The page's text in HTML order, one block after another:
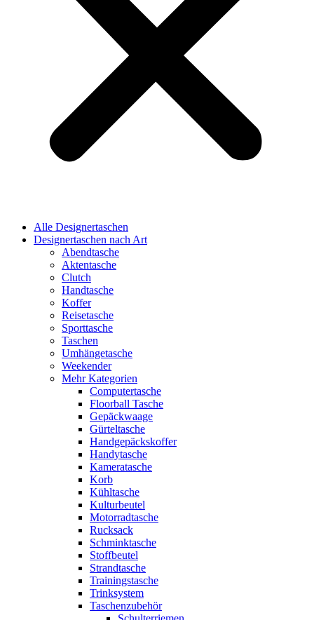
Alle Designertaschen
Designertaschen nach Art
Abendtasche
Aktentasche
Clutch
Handtasche
Koffer
Reisetasche
Sporttasche
Taschen
Umhängetasche
Weekender
Mehr Kategorien
Computertasche
Floorball Tasche
Gepäckwaage
Gürteltasche
Handgepäckskoffer
Handytasche
Kameratasche
Korb
Kühltasche
Kulturbeutel
Motorradtasche
Rucksack
Schminktasche
Stoffbeutel
Strandtasche
Trainingstasche
Trinksystem
Taschenzubehör